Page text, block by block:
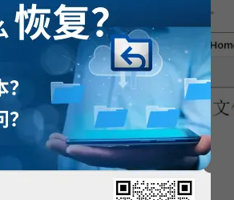
扫描，以避免扫描多余的文件浪费时间。